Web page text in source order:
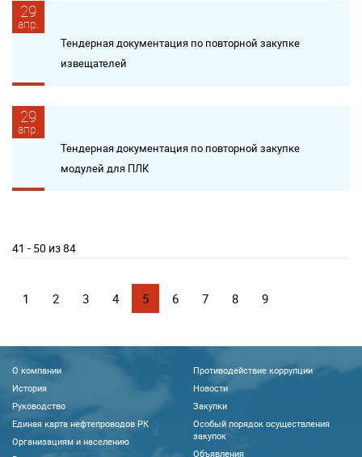
29
апр.
Тендерная документация по повторной закупке
извещателей
29
апр.
Тендерная документация по повторной закупке
модулей для ПЛК
41 - 50 из 84
1 2 3 4 5 6 7 8 9
О компании
История
Руководство
Единая карта нефтепроводов РК
Организациям и населению
Противодействие коррупции
Новости
Закупки
Особый порядок осуществления
закупок
Объявления